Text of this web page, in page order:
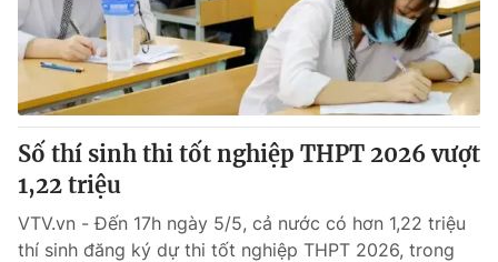
Số thí sinh thi tốt nghiệp THPT 2026 vượt
1,22 triệu
VTV.vn - Đến 17h ngày 5/5, cả nước có hơn 1,22 triệu
thí sinh đăng ký dự thi tốt nghiệp THPT 2026, trong